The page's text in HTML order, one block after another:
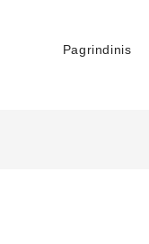
Pagrindinis